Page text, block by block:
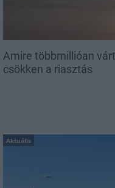
Amire többmillióan
csökken a riasztás
Aktuális